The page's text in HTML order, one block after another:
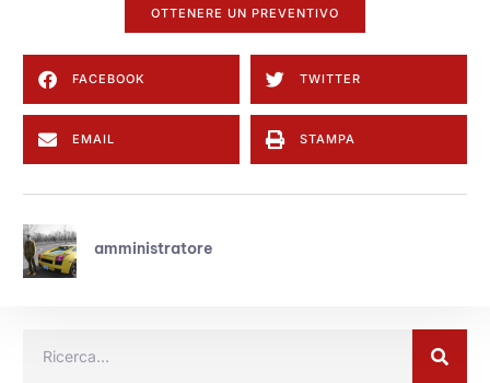
OTTENERE UN PREVENTIVO
FACEBOOK TWITTER
EMAIL STAMPA
amministratore